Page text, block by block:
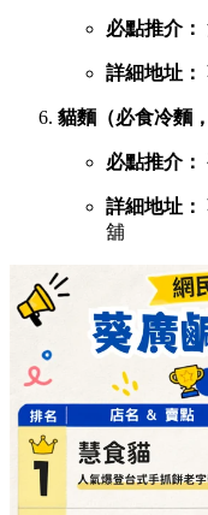
必點推介：
詳細地址：
貓麵（必食冷麵
必點推介：
詳細地址：
舖